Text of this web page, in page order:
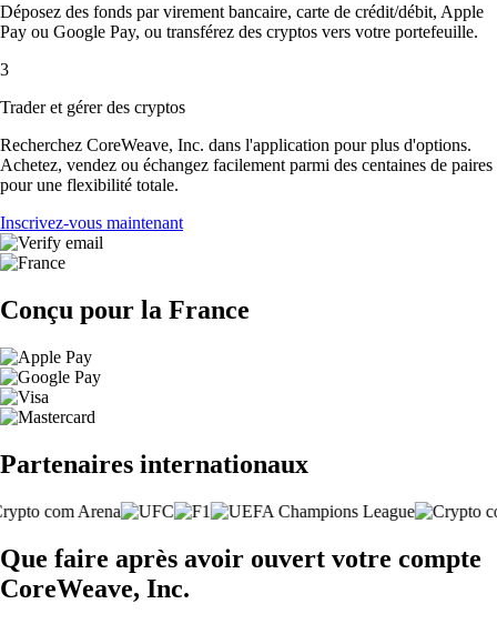
Déposez des fonds par virement bancaire, carte de crédit/débit, Apple
Pay ou Google Pay, ou transférez des cryptos vers votre portefeuille.
3
Trader et gérer des cryptos
Recherchez CoreWeave, Inc. dans l'application pour plus d'options.
Achetez, vendez ou échangez facilement parmi des centaines de paires
pour une flexibilité totale.
Inscrivez-vous maintenant
Conçu pour la France
Partenaires internationaux
Que faire après avoir ouvert votre compte
CoreWeave, Inc.